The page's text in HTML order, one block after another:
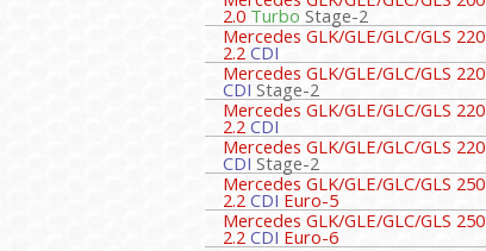
2.0 Turbo Stage-2
Mercedes GLK/GLE/GLC/GLS 220
2.2 CDI
Mercedes GLK/GLE/GLC/GLS 220
CDI Stage-2
Mercedes GLK/GLE/GLC/GLS 220
2.2 CDI
Mercedes GLK/GLE/GLC/GLS 220
CDI Stage-2
Mercedes GLK/GLE/GLC/GLS 250
2.2 CDI Euro-5
Mercedes GLK/GLE/GLC/GLS 250
2.2 CDI Euro-6